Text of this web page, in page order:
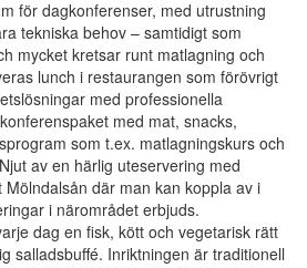
för dagkonferenser, med utrustning
tekniska behov – samtidigt som
mycket kretsar runt matlagning och
lunch i restaurangen som förövrigt
med professionella
med mat, snacks,
som t.ex. matlagningskurs och
av en härlig uteservering med
där man kan koppla av i
i närområdet erbjuds.
dag en fisk, kött och vegetarisk rätt
salladsbuffé. Inriktningen är traditionell